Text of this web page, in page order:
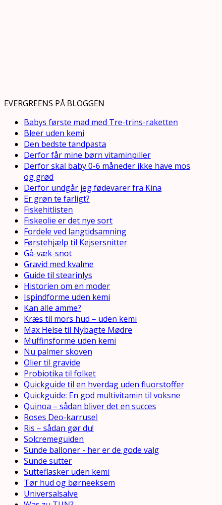
EVERGREENS PÅ BLOGGEN
Babys første mad med Tre-trins-raketten
Bleer uden kemi
Den bedste tandpasta
Derfor får mine børn vitaminpiller
Derfor skal baby 0-6 måneder ikke have mos
og grød
Derfor undgår jeg fødevarer fra Kina
Er grøn te farligt?
Fiskehitlisten
Fiskeolie er det nye sort
Fordele ved langtidsamning
Førstehjælp til Kejsersnitter
Gå-væk-snot
Gravid med kvalme
Guide til stearinlys
Historien om en moder
Ispindforme uden kemi
Kan alle amme?
Kræs til mors hud – uden kemi
Max Helse til Nybagte Mødre
Muffinsforme uden kemi
Nu palmer skoven
Olier til gravide
Probiotika til folket
Quickguide til en hverdag uden fluorstoffer
Quickguide: En god multivitamin til voksne
Quinoa – sådan bliver det en succes
Roses Deo-karrusel
Ris – sådan gør du!
Solcremeguiden
Sunde balloner - her er de gode valg
Sunde sutter
Sutteflasker uden kemi
Tør hud og børneeksem
Universalsalve